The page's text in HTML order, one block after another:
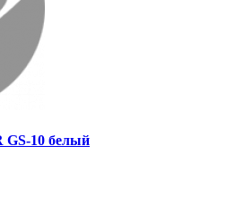
GS-10 белый